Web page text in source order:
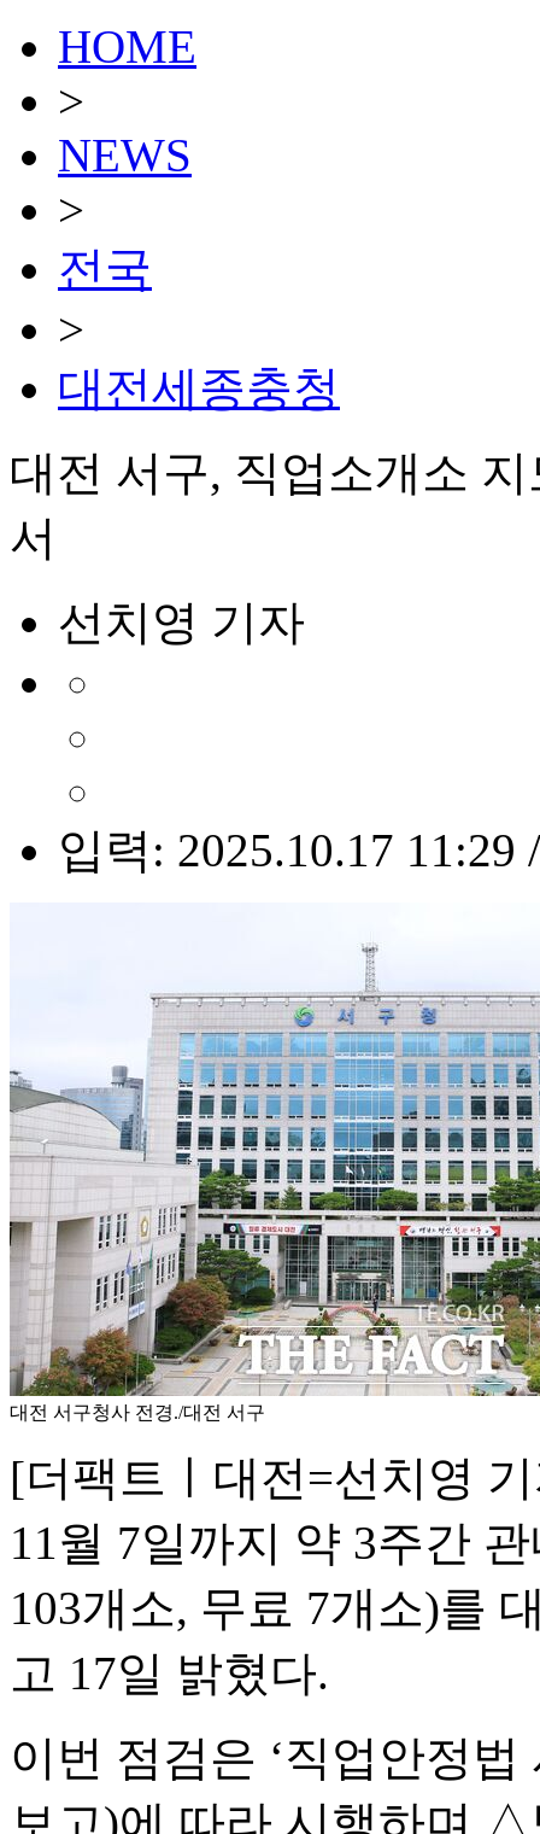
HOME
>
NEWS
>
전국
>
대전세종충청
대전 서구, 직업소개소
서
선치영 기자
입력: 2025.10.17 11:29
대전 서구청사 전경./대전 서구
[더팩트ㅣ대전=선치영
11월 7일까지 약 3주간
103개소, 무료 7개소)를
고 17일 밝혔다.
이번 점검은 ‘직업안정
보고)에 따라 시행하며